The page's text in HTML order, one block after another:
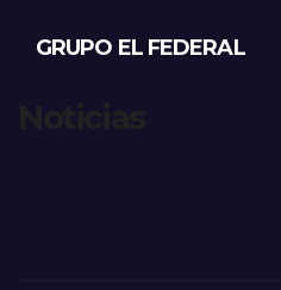
GRUPO EL FEDERAL